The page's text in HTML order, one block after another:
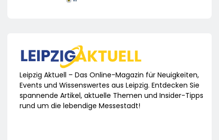
Leipzig Aktuell – Das Online-Magazin für Neuigkeiten,
Events und Wissenswertes aus Leipzig. Entdecken Sie
spannende Artikel, aktuelle Themen und Insider-Tipps
rund um die lebendige Messestadt!